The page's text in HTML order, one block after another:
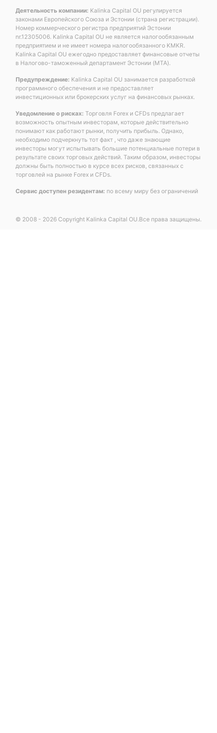
Деятельность компании: Kalinka Capital OU регулируется
законами Европейского Союза и Эстонии (страна регистрации).
Номер коммерческого регистра предприятий Эстонии
nr.12305006. Kalinka Capital OU не является налогообязанным
предприятием и не имеет номера налогообязанного KMKR.
Kalinka Capital OU ежегодно предоставляет финансовые отчеты
в Налогово-таможенный департамент Эстонии (MTA).
Предупреждение: Kalinka Capital OU занимается разработкой
программного обеспечения и не предоставляет
инвестиционных или брокерских услуг на финансовых рынках.
Уведомление о рисках: Торговля Forex и CFDs предлагает
возможность опытным инвесторам, которые действительно
понимают как работают рынки, получить прибыль. Однако,
необходимо подчеркнуть тот факт , что даже знающие
инвесторы могут испытывать большие потенциальные потери в
результате своих торговых действий. Таким образом, инвесторы
должны быть полностью в курсе всех рисков, связанных с
торговлей на рынке Forex и CFDs.
Сервис доступен резидентам: по всему миру без ограничений
© 2008 - 2026 Copyright Kalinka Capital OU.Все права защищены.